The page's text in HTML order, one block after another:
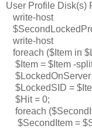
User Profile Disk(s)
write-host
write-host
foreach ($Item in
$Item = $Item -
$LockedOnServer
$LockedSID =
$Hit = 0;
foreach
$SecondItem =